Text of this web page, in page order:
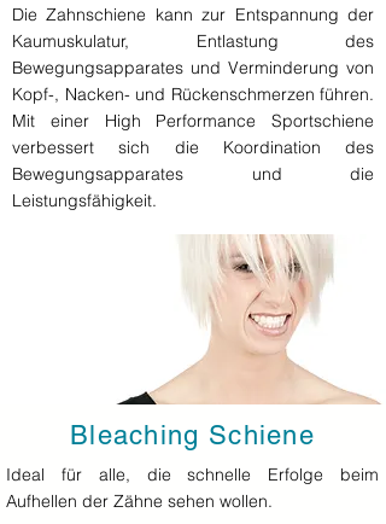
Die Zahnschiene kann zur Entspannung der
Kaumuskulatur, Entlastung des
Bewegungsapparates und Verminderung von
Kopf-, Nacken- und Rückenschmerzen führen.
Mit einer High Performance Sportschiene
verbessert sich die Koordination des
Bewegungsapparates und die
Leistungsfähigkeit.
Bleaching Schiene
Ideal für alle, die schnelle Erfolge beim
Aufhellen der Zähne sehen wollen.